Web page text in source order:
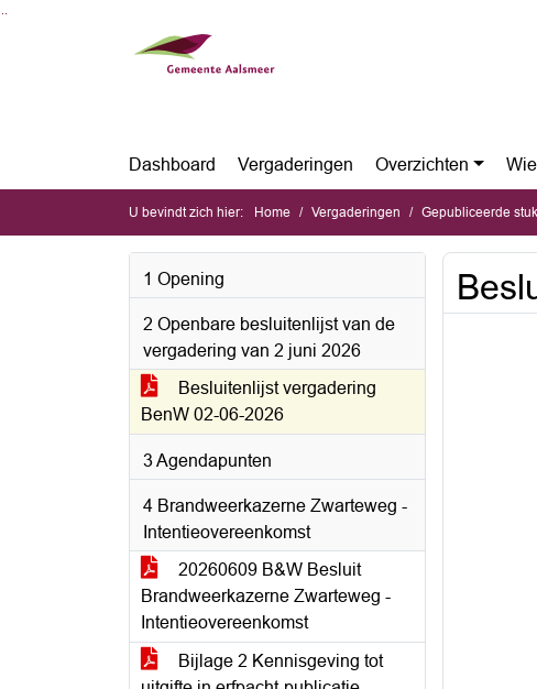
Dashboard Vergaderingen Overzichten
U bevindt zich hier: Home Vergaderingen Gepubliceerde stukken
1 Opening
2 Openbare besluitenlijst van de
vergadering van 2 juni 2026
Besluitenlijst vergadering
BenW 02-06-2026
3 Agendapunten
4 Brandweerkazerne Zwarteweg -
Intentieovereenkomst
20260609 B&W Besluit
Brandweerkazerne Zwarteweg -
Intentieovereenkomst
Bijlage 2 Kennisgeving tot